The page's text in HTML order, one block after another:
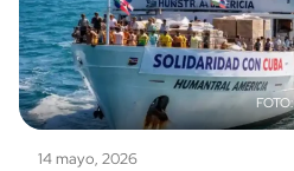
14 mayo, 2026